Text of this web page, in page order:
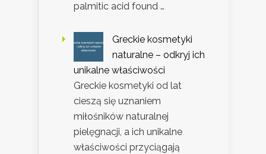
palmitic acid found …
Greckie kosmetyki
naturalne – odkryj ich
unikalne właściwości
Greckie kosmetyki od lat
cieszą się uznaniem
miłośników naturalnej
pielęgnacji, a ich unikalne
właściwości przyciągają